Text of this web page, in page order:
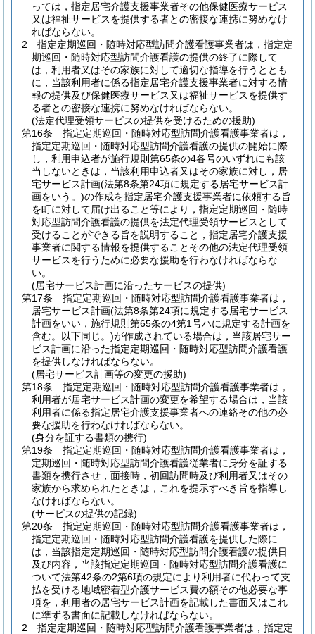
っては，指定居宅介護支援事業者その他保健医療サービス
又は福祉サービスを提供する者との密接な連携に努めなけ
ればならない。
2
指定定期巡回・随時対応型訪問介護看護事業者は，指定定
期巡回・随時対応型訪問介護看護の提供の終了に際して
は，利用者又はその家族に対して適切な指導を行うととも
に，当該利用者に係る指定居宅介護支援事業者に対する情
報の提供及び保健医療サービス又は福祉サービスを提供す
る者との密接な連携に努めなければならない。
(法定代理受領サービスの提供を受けるための援助)
第16条
指定定期巡回・随時対応型訪問介護看護事業者は，
指定定期巡回・随時対応型訪問介護看護の提供の開始に際
し，利用申込者が施行規則第65条の4各号のいずれにも該
当しないときは，当該利用申込者又はその家族に対し，居
宅サービス計画(法第8条第24項に規定する居宅サービス計
画をいう。)の作成を指定居宅介護支援事業者に依頼する旨
を町に対して届け出ること等により，指定定期巡回・随時
対応型訪問介護看護の提供を法定代理受領サービスとして
受けることができる旨を説明すること，指定居宅介護支援
事業者に関する情報を提供することその他の法定代理受領
サービスを行うために必要な援助を行わなければならな
い。
(居宅サービス計画に沿ったサービスの提供)
第17条
指定定期巡回・随時対応型訪問介護看護事業者は，
居宅サービス計画(法第8条第24項に規定する居宅サービス
計画をいい，施行規則第65条の4第1号ハに規定する計画を
含む。以下同じ。)が作成されている場合は，当該居宅サー
ビス計画に沿った指定定期巡回・随時対応型訪問介護看護
を提供しなければならない。
(居宅サービス計画等の変更の援助)
第18条
指定定期巡回・随時対応型訪問介護看護事業者は，
利用者が居宅サービス計画の変更を希望する場合は，当該
利用者に係る指定居宅介護支援事業者への連絡その他の必
要な援助を行わなければならない。
(身分を証する書類の携行)
第19条
指定定期巡回・随時対応型訪問介護看護事業者は，
定期巡回・随時対応型訪問介護看護従業者に身分を証する
書類を携行させ，面接時，初回訪問時及び利用者又はその
家族から求められたときは，これを提示すべき旨を指導し
なければならない。
(サービスの提供の記録)
第20条
指定定期巡回・随時対応型訪問介護看護事業者は，
指定定期巡回・随時対応型訪問介護看護を提供した際に
は，当該指定定期巡回・随時対応型訪問介護看護の提供日
及び内容，当該指定定期巡回・随時対応型訪問介護看護に
ついて法第42条の2第6項の規定により利用者に代わって支
払を受ける地域密着型介護サービス費の額その他必要な事
項を，利用者の居宅サービス計画を記載した書面又はこれ
に準ずる書面に記載しなければならない。
2
指定定期巡回・随時対応型訪問介護看護事業者は，指定定